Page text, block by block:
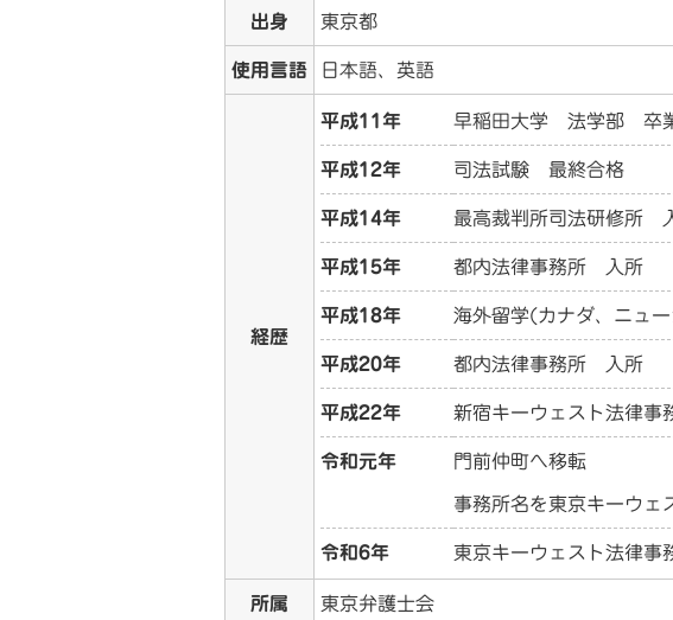
出身 東京都
使用言語 日本語、英語
経歴
平成11年 早稲田大学 法学部 卒
平成12年 司法試験 最終合格
平成14年 最高裁判所司法研修所
平成15年 都内法律事務所 入所
平成18年 海外留学(カナダ、ニュ
平成20年 都内法律事務所 入所
平成22年 新宿キーウェスト法律
令和元年 門前仲町へ移転
事務所名を東京キーウェ
令和6年 東京キーウェスト法律事
所属 東京弁護士会